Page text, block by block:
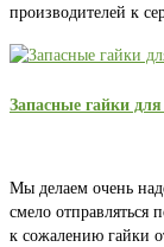
производителей к
Запасные гайки
Мы делаем очень
смело отправляться
к сожалению гайки